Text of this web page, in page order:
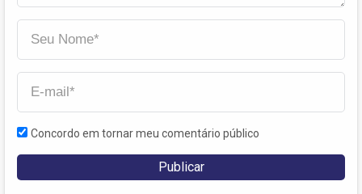
Concordo em tornar meu comentário público